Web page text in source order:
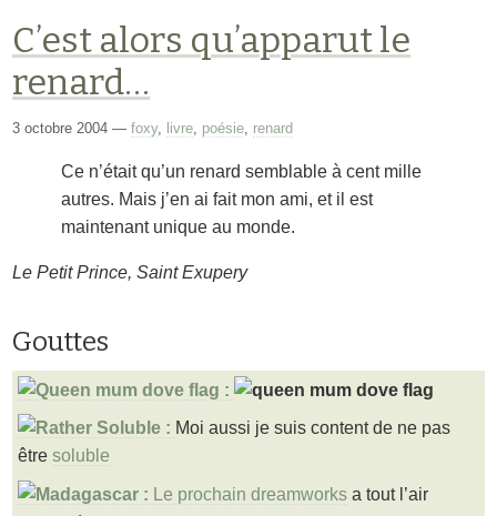
C’est alors qu’apparut le
renard…
3 octobre 2004—foxy, livre, poésie, renard
Ce n’était qu’un renard semblable à cent mille
autres. Mais j’en ai fait mon ami, et il est
maintenant unique au monde.
Le Petit Prince, Saint Exupery
Gouttes
Moi aussi je suis content de ne pas
être soluble
Le prochain dreamworks a tout l’air